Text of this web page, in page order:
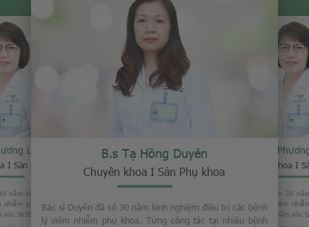
Loan
I Sản Phụ khoa
năm kinh nghiệm trong việc
phụ khoa. Từng là Phó
SKSS tỉnh Thái Bình...
B.s Tạ Hồng Duyên
Chuyên khoa I Sản Phụ khoa
Bác sĩ Duyên đã có 30 năm kinh nghiệm điều trị các bệnh
lý viêm nhiễm phụ khoa. Từng công tác tại nhiều bệnh
B.s
Chuyên khoa I
Bác sĩ Loan đã có gần 30
điều trị các bệnh lý viêm
giám đốc Trung tâm chăm sóc